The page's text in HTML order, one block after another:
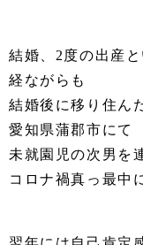
結婚、2度の出産
経ながらも
結婚後に移り住ん
愛知県蒲郡市にて
未就園児の次男を
コロナ禍真っ最中